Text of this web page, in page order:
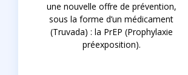
une nouvelle offre de prévention,
sous la forme d’un médicament
(Truvada) : la PrEP (Prophylaxie
préexposition).